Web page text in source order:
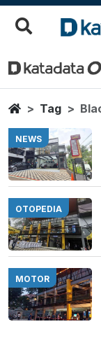
Black
Berita
HomeTag
NEWS
OTOPEDIA
MOTOR